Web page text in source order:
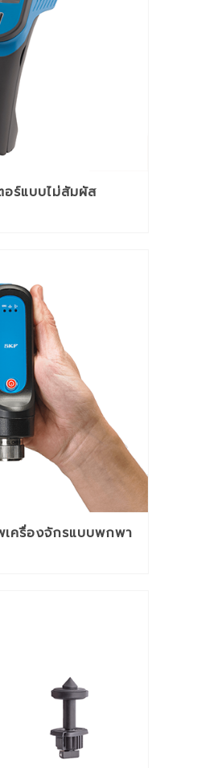
อร์แบบไม่สัมผัส
เครื่องจักรแบบพกพา